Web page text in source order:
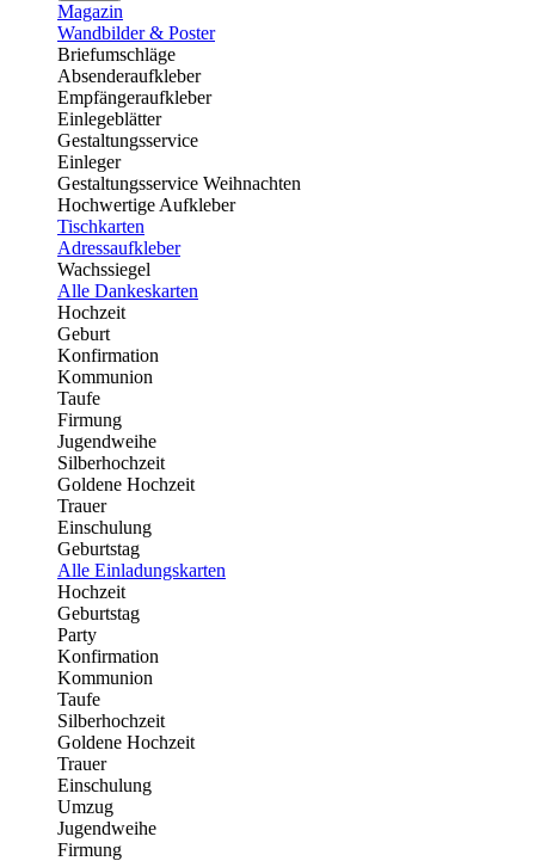
Magazin
Wandbilder & Poster
Briefumschläge
Absenderaufkleber
Empfängeraufkleber
Einlegeblätter
Gestaltungsservice
Einleger
Gestaltungsservice Weihnachten
Hochwertige Aufkleber
Tischkarten
Adressaufkleber
Wachssiegel
Alle Dankeskarten
Hochzeit
Geburt
Konfirmation
Kommunion
Taufe
Firmung
Jugendweihe
Silberhochzeit
Goldene Hochzeit
Trauer
Einschulung
Geburtstag
Alle Einladungskarten
Hochzeit
Geburtstag
Party
Konfirmation
Kommunion
Taufe
Silberhochzeit
Goldene Hochzeit
Trauer
Einschulung
Umzug
Jugendweihe
Firmung